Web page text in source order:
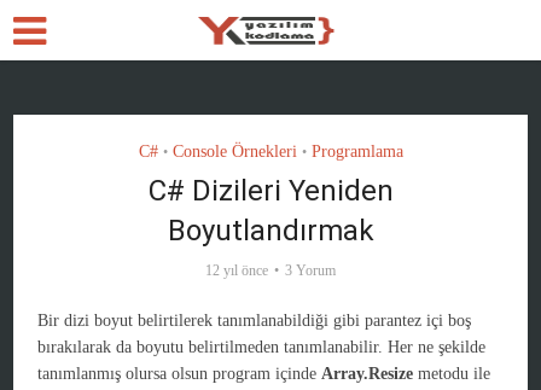
C# • Console Örnekleri • Programlama
C# Dizileri Yeniden
Boyutlandırmak
12 yıl önce 3 Yorum
Bir dizi boyut belirtilerek tanımlanabildiği gibi parantez içi boş
bırakılarak da boyutu belirtilmeden tanımlanabilir. Her ne şekilde
tanımlanmış olursa olsun program içindeArray.Resize metodu ile